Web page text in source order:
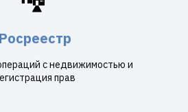
Росреестр
с недвижимостью и
прав